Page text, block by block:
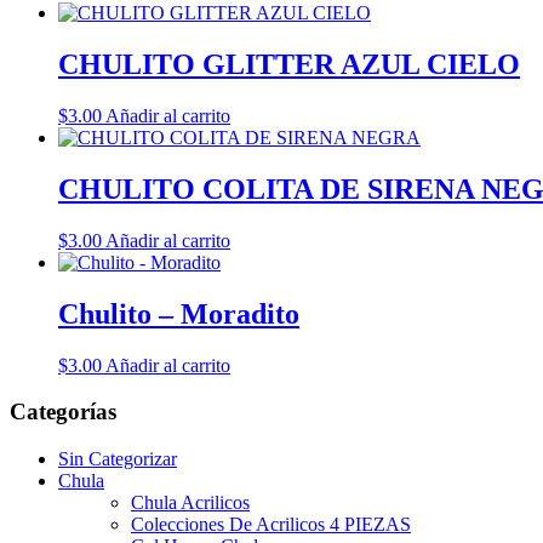
CHULITO GLITTER AZUL CIELO
$3.00 Añadir al carrito
CHULITO COLITA DE SIRENA
$3.00 Añadir al carrito
Chulito – Moradito
$3.00 Añadir al carrito
Categorías
Sin Categorizar
Chula
Chula Acrilicos
Colecciones De Acrilicos 4 PIEZAS